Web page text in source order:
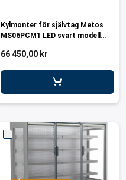
Kylmonter för självtag Metos
MS06PCM1 LED svart modell
66 450,00 kr